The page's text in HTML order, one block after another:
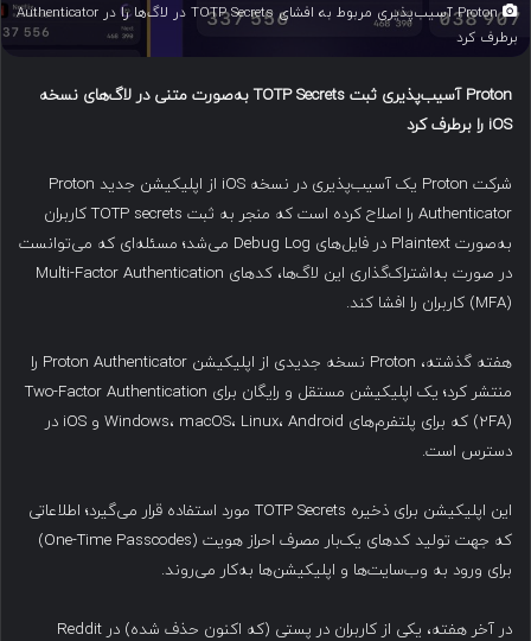
Proton آسیب‌پذیری مربوط به افشای TOTP Secrets در لاگ‌ها را در Authenticator
برطرف کرد
Proton آسیب‌پذیری ثبت
به‌صورت متنی در لاگ‌های نسخه
iOS را برطرف کرد
شرکت Proton یک آسیب‌پذیری در نسخه iOS از اپلیکیشن جدید Proton
Authenticator را اصلاح کرده است که منجر به ثبت TOTP secrets کاربران
به‌صورت Plaintext در فایل‌های Debug Log می‌شد؛ مسئله‌ای که می‌توانست
در صورت به‌اشتراک‌گذاری این لاگ‌ها، کدهای Multi-Factor Authentication
(MFA) کاربران را افشا کند.
هفته گذشته، Proton نسخه جدیدی از اپلیکیشن Proton Authenticator را
منتشر کرد؛ یک اپلیکیشن مستقل و رایگان برای Two-Factor Authentication
(2FA) که برای پلتفرم‌های Windows، macOS، Linux، Android و iOS در
دسترس است.
این اپلیکیشن برای ذخیره TOTP Secrets مورد استفاده قرار می‌گیرد؛ اطلاعاتی
که جهت تولید کدهای یک‌بار مصرف احراز هویت (One-Time Passcodes)
برای ورود به وب‌سایت‌ها و اپلیکیشن‌ها به‌کار می‌روند.
در آخر هفته، یکی از کاربران در پستی (که اکنون حذف شده) در Reddit